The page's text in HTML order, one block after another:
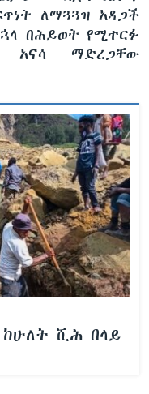
ለማጓጓዝ አዳጋች
በሕይወት የሚተርፉ
አናሳ ማድረጋቸው
ሺሕ በላይ